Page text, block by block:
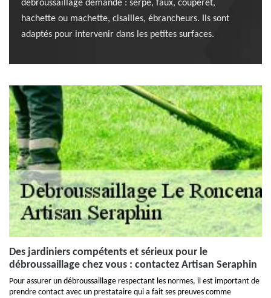
débroussaillage demandé : serpe, faux, couperet,
hachette ou machette, cisailles, ébrancheurs. Ils sont
adaptés pour intervenir dans les petites surfaces.
Des jardiniers compétents et sérieux pour le
débroussaillage chez vous : contactez Artisan Seraphin
Pour assurer un débroussaillage respectant les normes, il est important de
prendre contact avec un prestataire qui a fait ses preuves comme